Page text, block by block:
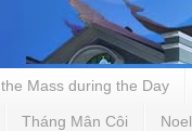
Mass during the Day
Tháng Mân Côi Noel